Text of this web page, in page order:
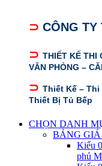
⊃ CÔNG TY
⊃ THIẾT KẾ THI
VĂN PHÒNG –
⊃ Thiết Kế –
Thiết Bị Tủ Bếp
CHỌN DANH
BẢNG GIÁ
Kiểu
phủ